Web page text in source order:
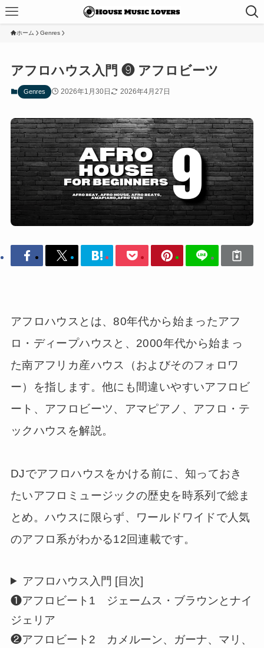
ホーム Genres
アフロハウス入門 ❾ アフロビーツ
Genres 2026年1月30日 2026年4月27日
アフロハウスとは、80年代から始まったアフ
ロ・ディープハウスと、2000年代から始まっ
た南アフリカ産ハウス（およびそのフォロワ
ー）を指します。他にも間違いやすいアフロビ
ート、アフロビーツ、アマピアノ、アフロ・テ
ックハウスを解説。
DJでアフロハウスをかける前に、知っておき
たいアフロミュージックの歴史を時系列で総ま
とめ。ハウスに限らず、ワールドワイドで人気
のアフロ系がわかる12回連載です。
アフロハウス入門 [目次]
❶アフロビート1 ジェームス・ブラウンとナイ
ジェリア
❷アフロビート2 カメルーン、ガーナ、マリ、